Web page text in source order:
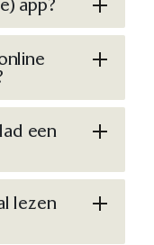
app?
een
lezen